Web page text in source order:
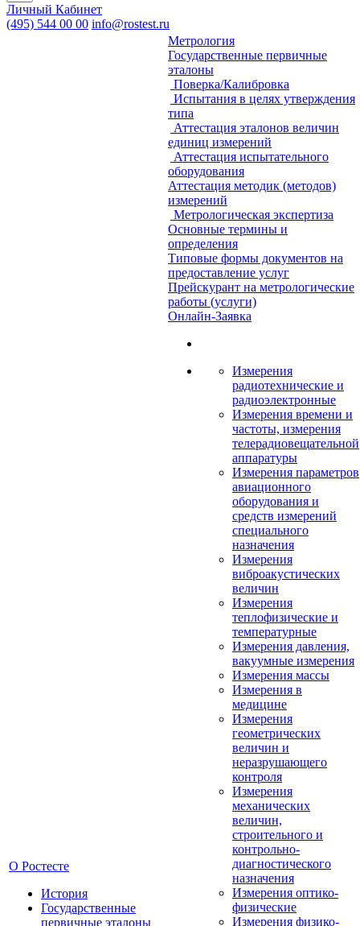
Личный Кабинет
(495) 544 00 00 info@rostest.ru
О Ростесте
История
Государственные
первичные эталоны
Метрология
Государственные первичные
эталоны
Поверка/Калибровка
Испытания в целях утверждения
типа
Аттестация эталонов величин
единиц измерений
Аттестация испытательного
оборудования
Аттестация методик (методов)
измерений
Метрологическая экспертиза
Основные термины и
определения
Типовые формы документов на
предоставление услуг
Прейскурант на метрологические
работы (услуги)
Онлайн-Заявка
Измерения
радиотехнические и
радиоэлектронные
Измерения времени и
частоты, измерения
телерадиовещательной
аппаратуры
Измерения параметров
авиационного
оборудования и
средств измерений
специального
назначения
Измерения
виброакустических
величин
Измерения
теплофизические и
температурные
Измерения давления,
вакуумные измерения
Измерения массы
Измерения в
медицине
Измерения
геометрических
величин и
неразрушающего
контроля
Измерения
механических
величин,
строительного и
контрольно-
диагностического
назначения
Измерения оптико-
физические
Измерения физико-